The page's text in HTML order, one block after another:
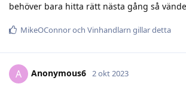
behöver bara hitta rätt nästa gång så
MikeOConnoroch Vinhandlarn gillar detta
A Anonymous6 2 okt 2023